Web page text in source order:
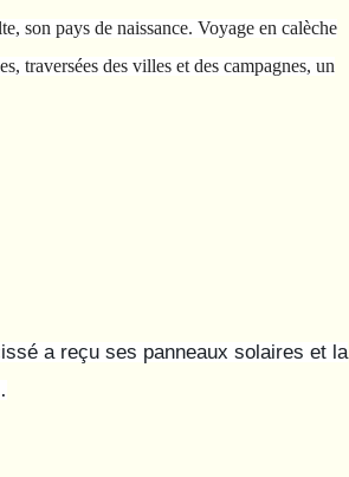
son pays de naissance. Voyage en calèche
traversées des villes et des campagnes, un
a reçu ses panneaux solaires et la